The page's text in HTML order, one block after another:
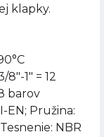
klapky.
1" = 12
barov
EN; Pružina:
NBR